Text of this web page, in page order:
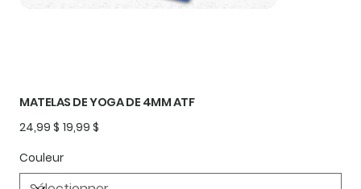
MATELAS DE YOGA DE 4MM ATF
Prix
d’origine
24,99 $ Prix
promotionnel
19,99 $
Couleur